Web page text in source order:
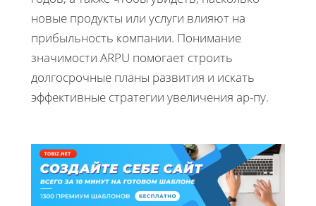
новые продукты или услуги влияют на
прибыльность компании. Понимание
значимости ARPU помогает строить
долгосрочные планы развития и искать
эффективные стратегии увеличения ар-пу.